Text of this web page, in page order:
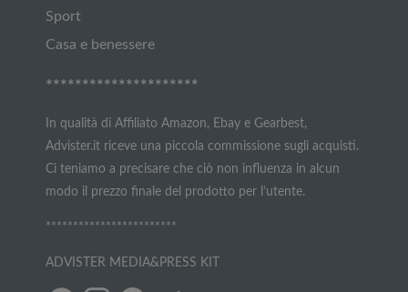
Sport
Casa e benessere
*********************
In qualità di Affiliato Amazon, Ebay e Gearbest,
Advister.it riceve una piccola commissione sugli acquisti.
Ci teniamo a precisare che ciò non influenza in alcun
modo il prezzo finale del prodotto per l’utente.
************************
ADVISTER MEDIA&PRESS KIT